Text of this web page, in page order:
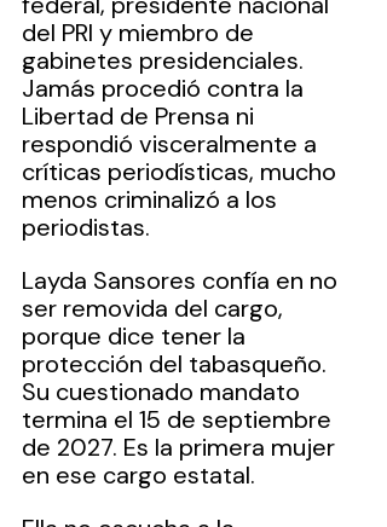
del PRI y miembro de
gabinetes presidenciales.
Jamás procedió contra la
Libertad de Prensa ni
respondió visceralmente a
críticas periodísticas, mucho
menos criminalizó a los
periodistas.
Layda Sansores confía en no
ser removida del cargo,
porque dice tener la
protección del tabasqueño.
Su cuestionado mandato
termina el 15 de septiembre
de 2027. Es la primera mujer
en ese cargo estatal.